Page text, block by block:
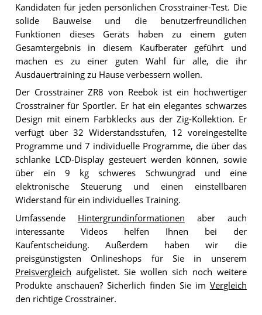
Kandidaten für jeden persönlichen Crosstrainer-Test. Die
solide Bauweise und die benutzerfreundlichen
Funktionen dieses Geräts haben zu einem guten
Gesamtergebnis in diesem Kaufberater geführt und
machen es zu einer guten Wahl für alle, die ihr
Ausdauertraining zu Hause verbessern wollen.
Der Crosstrainer ZR8 von Reebok ist ein hochwertiger
Crosstrainer für Sportler. Er hat ein elegantes schwarzes
Design mit einem Farbklecks aus der Zig-Kollektion. Er
verfügt über 32 Widerstandsstufen, 12 voreingestellte
Programme und 7 individuelle Programme, die über das
schlanke LCD-Display gesteuert werden können, sowie
über ein 9 kg schweres Schwungrad und eine
elektronische Steuerung und einen einstellbaren
Widerstand für ein individuelles Training.
Umfassende Hintergrundinformationen aber auch
interessante Videos helfen Ihnen bei der
Kaufentscheidung. Außerdem haben wir die
preisgünstigsten Onlineshops für Sie in unserem
Preisvergleich aufgelistet. Sie wollen sich noch weitere
Produkte anschauen? Sicherlich finden Sie im Vergleich
den richtige Crosstrainer.